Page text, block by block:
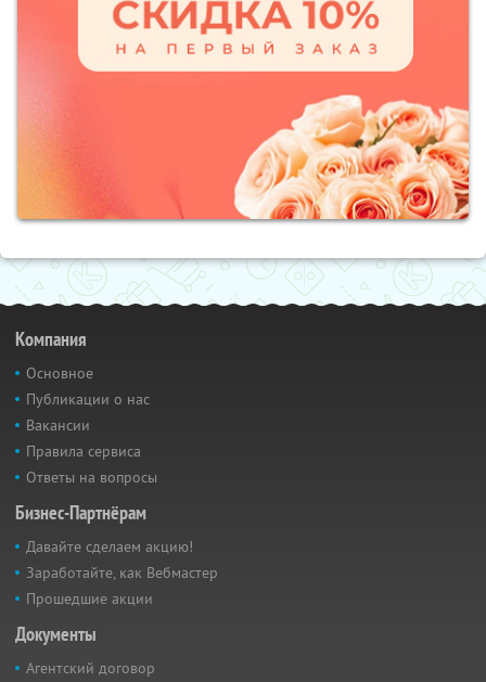
Компания
Основное
Публикации о нас
Вакансии
Правила сервиса
Ответы на вопросы
Бизнес-Партнёрам
Давайте сделаем акцию!
Заработайте, как Вебмастер
Прошедшие акции
Документы
Агентский договор